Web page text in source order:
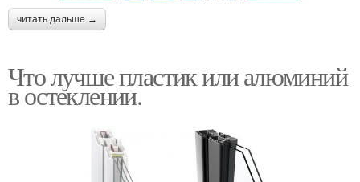
читать дальше →
Что лучше пластик или алюминий
в остеклении.